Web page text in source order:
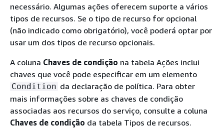
necessário. Algumas ações oferecem suporte a vários
tipos de recursos. Se o tipo de recurso for opcional
(não indicado como obrigatório), você poderá optar por
usar um dos tipos de recurso opcionais.
A coluna Chaves de condição na tabela Ações inclui
chaves que você pode especificar em um elemento
Condition da declaração de política. Para obter
mais informações sobre as chaves de condição
associadas aos recursos do serviço, consulte a coluna
Chaves de condição da tabela Tipos de recursos.